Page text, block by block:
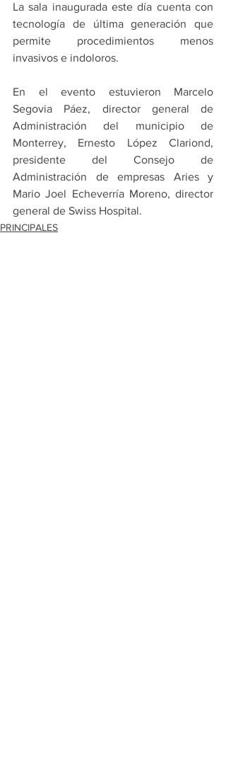
La sala inaugurada este día cuenta con
tecnología de última generación que
permite procedimientos menos
invasivos e indoloros.
En el evento estuvieron Marcelo
Segovia Páez, director general de
Administración del municipio de
Monterrey, Ernesto López Clariond,
presidente del Consejo de
Administración de empresas Aries y
Mario Joel Echeverría Moreno, director
general de Swiss Hospital.
PRINCIPALES